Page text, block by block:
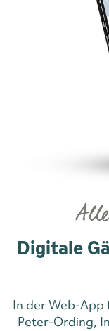
Digitale
In der Web-App
Peter-Ording,